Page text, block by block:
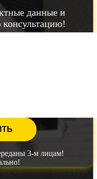
данные и
консультацию!
3-м лицам!